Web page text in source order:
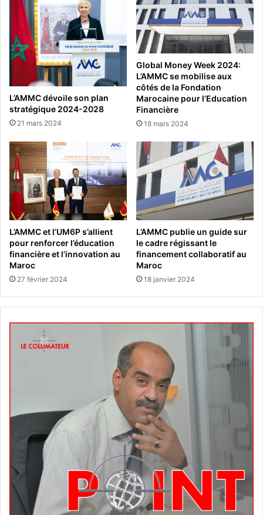
L’AMMC dévoile son plan
stratégique 2024-2028
21 mars 2024
Global Money Week 2024:
L’AMMC se mobilise aux
côtés de la Fondation
Marocaine pour l’Education
Financière
18 mars 2024
L’AMMC et l’UM6P s’allient
pour renforcer l’éducation
financière et l’innovation au
Maroc
27 février 2024
L’AMMC publie un guide sur
le cadre régissant le
financement collaboratif au
Maroc
18 janvier 2024